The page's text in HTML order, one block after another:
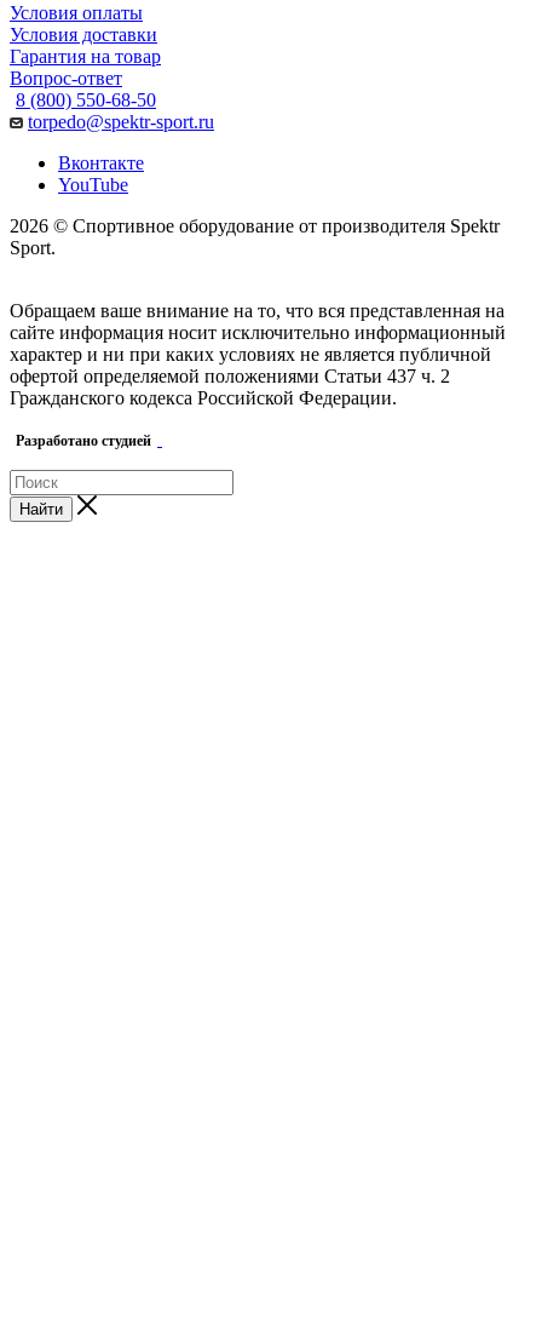
Условия оплаты
Условия доставки
Гарантия на товар
Вопрос-ответ
8 (800) 550-68-50
torpedo@spektr-sport.ru
Вконтакте
YouTube
2026 © Спортивное оборудование от производителя Spektr
Sport.
Обращаем ваше внимание на то, что вся представленная на
сайте информация носит исключительно информационный
характер и ни при каких условиях не является публичной
офертой определяемой положениями Статьи 437 ч. 2
Гражданского кодекса Российской Федерации.
Разработано студией
Найти